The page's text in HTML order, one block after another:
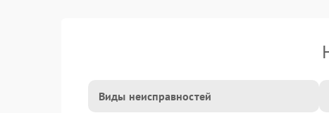
Виды неисправностей